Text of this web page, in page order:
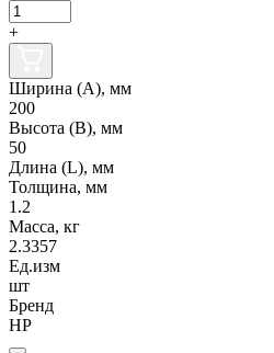
+
Ширина (А), мм
200
Высота (В), мм
50
Длина (L), мм
Толщина, мм
1.2
Масса, кг
2.3357
Ед.изм
шт
Бренд
НР